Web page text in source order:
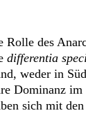
Rolle des
differentia
weder in
Dominanz
sich mit